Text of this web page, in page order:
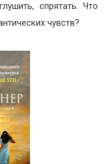
спрятать. Что
чувств?